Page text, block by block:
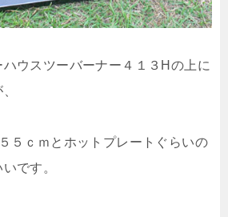
ウスツーバーナー４１３Hの上に
５ｃｍとホットプレートぐらいの
です。